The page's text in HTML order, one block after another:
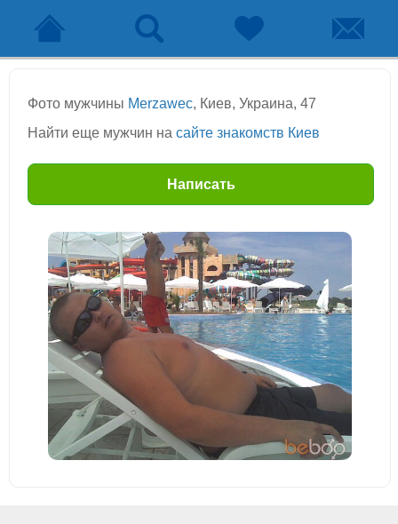
Фото мужчины Merzawec, Киев, Украина, 47
Найти еще мужчин на сайте знакомств Киев
Написать